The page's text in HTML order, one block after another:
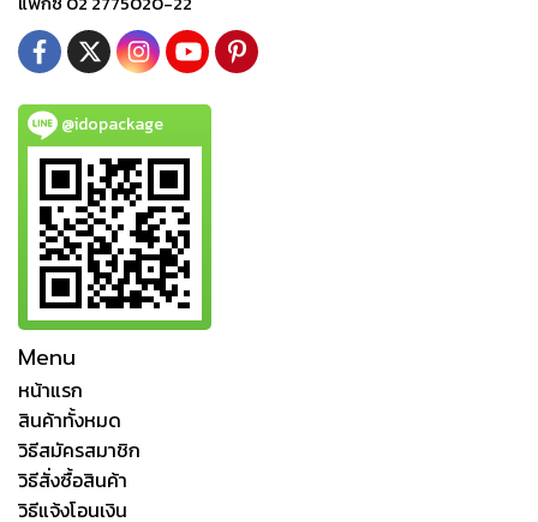
@idopackage
Menu
หน้าแรก
สินค้าทั้งหมด
วิธีสมัครสมาชิก
วิธีสั่งซื้อสินค้า
วิธีแจ้งโอนเงิน